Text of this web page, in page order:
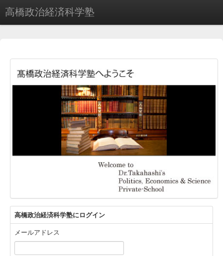
高橋政治経済科学塾
高橋政治経済科学塾にログイン
メールアドレス